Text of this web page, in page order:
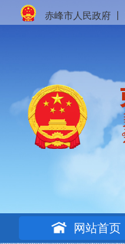
赤峰市人民政府
网站首页